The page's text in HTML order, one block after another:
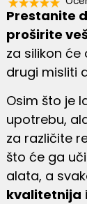
Prestanite
proširite
za silikon
drugi misliti
Osim što je
upotrebu,
za različite
što će ga
alata, a
kvalitetnija i